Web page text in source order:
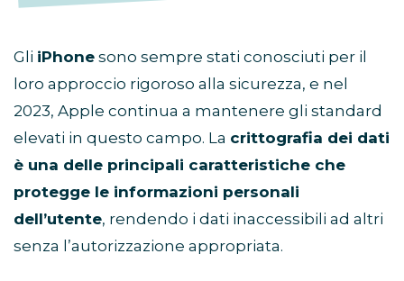
Gli iPhone sono sempre stati conosciuti per il
loro approccio rigoroso alla sicurezza, e nel
2023, Apple continua a mantenere gli standard
elevati in questo campo. La crittografia dei dati
è una delle principali caratteristiche che
protegge le informazioni personali
dell’utente, rendendo i dati inaccessibili ad altri
senza l’autorizzazione appropriata.